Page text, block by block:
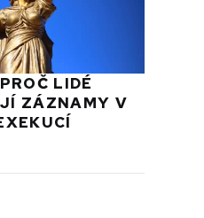
LIDÉ
ZÁZNAMY V